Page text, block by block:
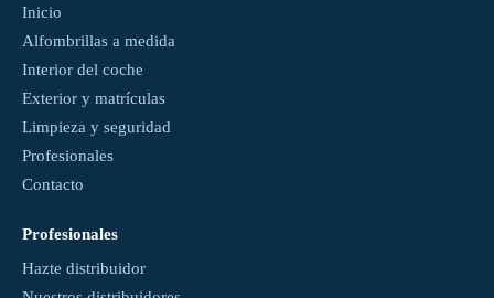
Inicio
Alfombrillas a medida
Interior del coche
Exterior y matrículas
Limpieza y seguridad
Profesionales
Contacto
Profesionales
Hazte distribuidor